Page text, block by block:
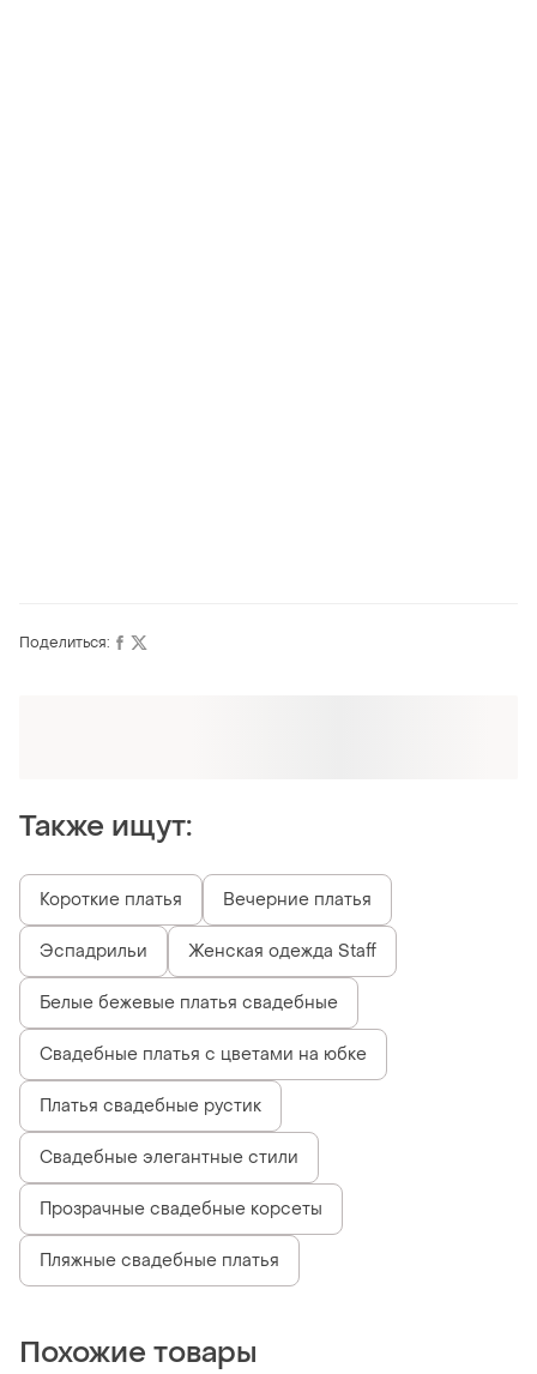
Поделиться:
Также ищут:
Короткие платья Вечерние платья
Эспадрильи Женская одежда Staff
Белые бежевые платья свадебные
Свадебные платья с цветами на юбке
Платья свадебные рустик
Свадебные элегантные стили
Прозрачные свадебные корсеты
Пляжные свадебные платья
Похожие товары